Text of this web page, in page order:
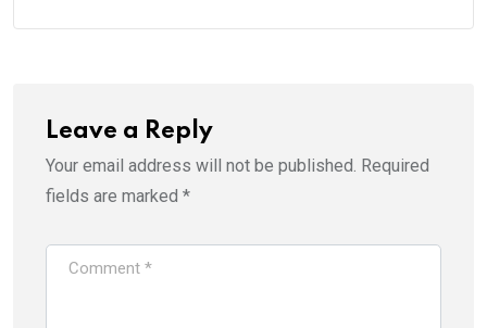
Leave a Reply
Your email address will not be published. Required
fields are marked *